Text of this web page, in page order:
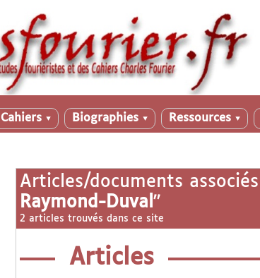
Cahiers ▼ Biographies ▼ Ressources ▼
Articles/documents
Raymond-Duval "
2 articles trouvés dans ce site
Articles